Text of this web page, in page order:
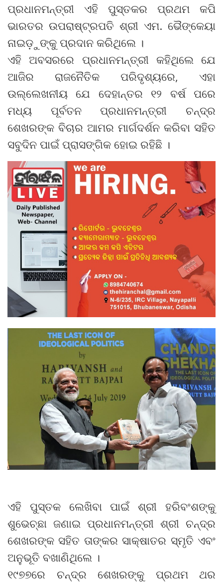
ପ୍ରଧାନମନ୍ତ୍ରୀ ଏହି ପୁସ୍ତକର ପ୍ରଥମ କପି
ଭାରତର ଉପରାଷ୍ଟ୍ରପତି ଶ୍ରୀ ଏମ. ଭୈଙ୍କେୟା
ନାଇଡ଼ୁଙ୍କୁ ପ୍ରଦାନ କରିଥିଲେ ।
ଏହି ଅବସରରେ ପ୍ରଧାନମନ୍ତ୍ରୀ କହିଥିଲେ ଯେ
ଆଜିର ରାଜନୈତିକ ପରିଦୃଶ୍ୟରେ, ଏହା
ଉଲ୍ଲେଖନୀୟ ଯେ ଦେହାନ୍ତର ୧୨ ବର୍ଷ ପରେ
ମଧ୍ୟ ପୂର୍ବତନ ପ୍ରଧାନମନ୍ତ୍ରୀ ଚନ୍ଦ୍ର
ଶେଖରଙ୍କ ବିଚାର ଆମର ମାର୍ଗଦର୍ଶନ କରିବା ସହିତ
ସବୁଦିନ ପାଇଁ ପ୍ରାସଙ୍ଗିକ ହୋଇ ରହିଛି ।
ଏହି ପୁସ୍ତକ ଲେଖିବା ପାଇଁ ଶ୍ରୀ ହରିବଂଶଙ୍କୁ
ଶୁଭେଚ୍ଛା ଜଣାଇ ପ୍ରଧାନମନ୍ତ୍ରୀ ଶ୍ରୀ ଚନ୍ଦ୍ର
ଶେଖରଙ୍କ ସହିତ ତାଙ୍କର ସାକ୍ଷାତର ସ୍ମୃତି ଏବଂ
ଅନୁଭୂତି ବଖାଣିଥିଲେ ।
୧୯୭୭ରେ ଚନ୍ଦ୍ର ଶେଖରଙ୍କୁ ପ୍ରଥମ ଥର